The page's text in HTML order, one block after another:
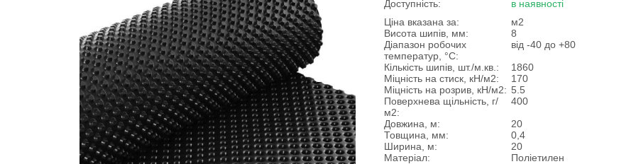
Доступність:
в наявності
Ціна вказана за:
м2
Висота шипів, мм:
8
Діапазон робочих
температур, °С:
від -40 до +80
Кількість шипів, шт./м.кв.:
1860
Міцність на стиск, кН/м2:
170
Міцність на розрив, кН/м2: 5.5
Поверхнева щільність, г/
м2:
400
Довжина, м:
20
Товщина, мм:
0,4
Ширина, м:
20
Матеріал:
Поліетилен